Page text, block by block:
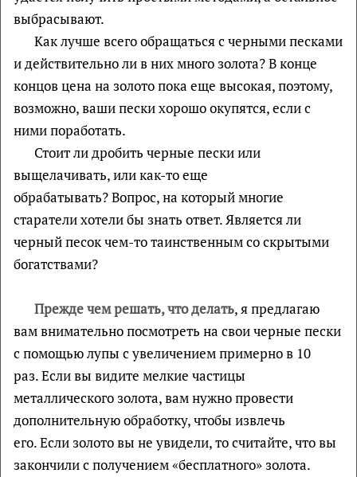
выбрасывают.
Как лучше всего обращаться с черными песками
и действительно ли в них много золота? В конце
концов цена на золото пока еще высокая, поэтому,
возможно, ваши пески хорошо окупятся, если с
ними поработать.
Стоит ли дробить черные пески или
выщелачивать, или как-то еще
обрабатывать? Вопрос, на который многие
старатели хотели бы знать ответ. Является ли
черный песок чем-то таинственным со скрытыми
богатствами?
Прежде чем решать, что делать, я предлагаю
вам внимательно посмотреть на свои черные пески
с помощью лупы с увеличением примерно в 10
раз. Если вы видите мелкие частицы
металлического золота, вам нужно провести
дополнительную обработку, чтобы извлечь
его. Если золото вы не увидели, то считайте, что вы
закончили с получением «бесплатного» золота.